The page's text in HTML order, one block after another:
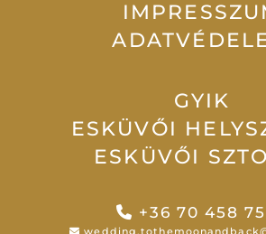
GYIK
ESKÜVŐI
ESKÜVŐI
+36 70 458